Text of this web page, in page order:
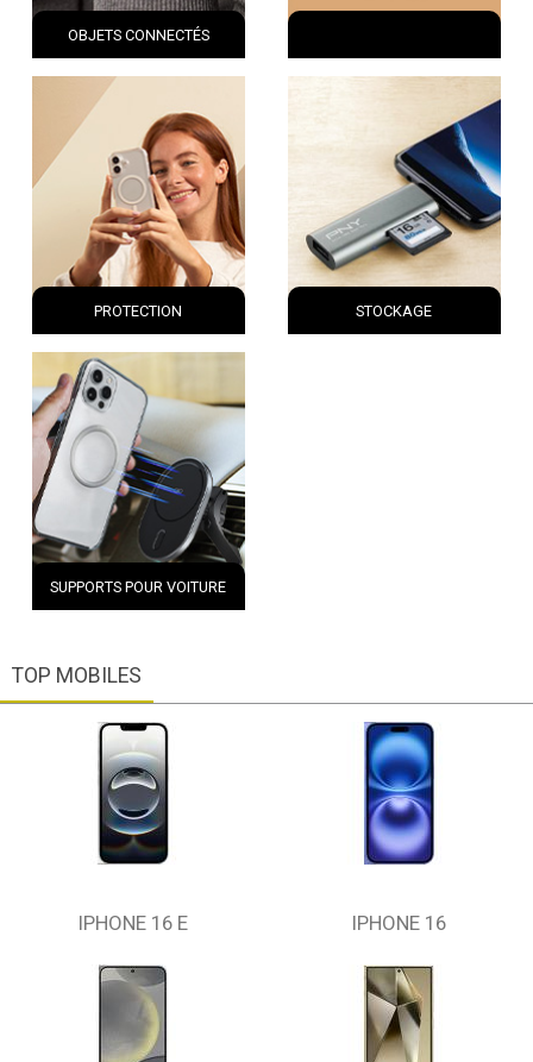
OBJETS CONNECTÉS
PROTECTION STOCKAGE
SUPPORTS POUR VOITURE
TOP MOBILES
IPHONE 16 E IPHONE 16